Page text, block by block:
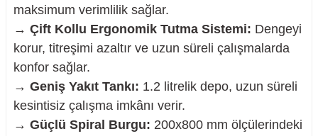
maksimum verimlilik sağlar.
→ Çift Kollu Ergonomik Tutma Sistemi: Dengeyi
korur, titreşimi azaltır ve uzun süreli çalışmalarda
konfor sağlar.
→ Geniş Yakıt Tankı: 1.2 litrelik depo, uzun süreli
kesintisiz çalışma imkânı verir.
→ Güçlü Spiral Burgu: 200x800 mm ölçülerindeki